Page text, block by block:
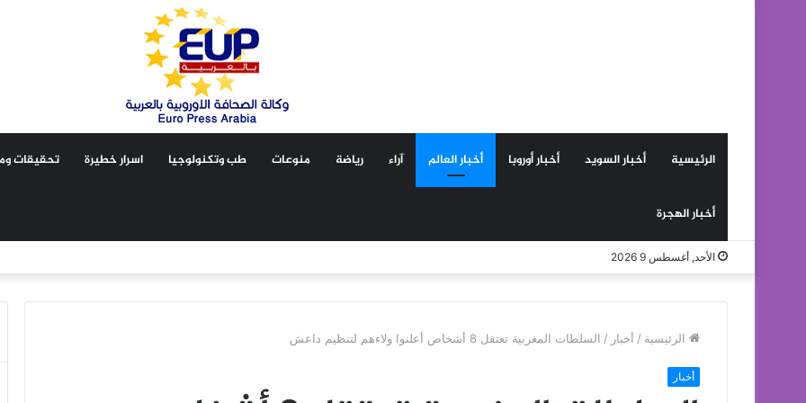
الرئيسية أخبار السويد أخبار أوروبا أخبار العالم آراء رياضة منوعات طب وتكنولوجيا اسرار خطيرة تحقيقات
أخبار الهجرة
الأحد, أغسطس 9 2026
الرئيسية / أخبار / السلطات المغربية تعتقل 8 أشخاص أعلنوا ولاءهم لتنظيم داعش
أخبار